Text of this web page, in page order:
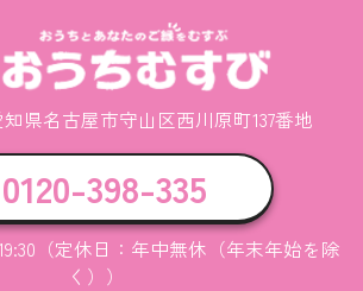
県名古屋市守山区西川原町137番地
0120-398-335
（定休日：年中無休（年末年始を除
く））